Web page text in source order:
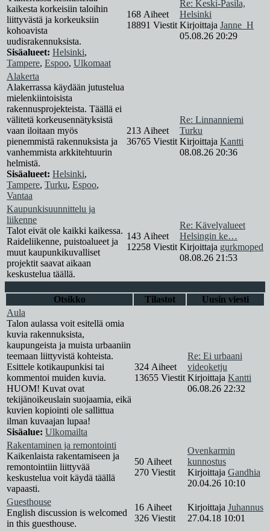
kaikesta korkeisiin taloihin
liittyvästä ja korkeuksiin
kohoavista
uudisrakennuksista.
Sisäalueet: Helsinki,
Tampere, Espoo, Ulkomaat
168 Aiheet
18891 Viestit
Re: Keski-Pasila,
Helsinki
Kirjoittaja Janne_H
05.08.26 20:29
Alakerta
Alakerrassa käydään jutustelua
mielenkiintoisista
rakennusprojekteista. Täällä ei
välitetä korkeusennätyksistä
vaan iloitaan myös
pienemmistä rakennuksista ja
vanhemmista arkkitehtuurin
helmistä.
Sisäalueet: Helsinki,
Tampere, Turku, Espoo,
Vantaa
213 Aiheet
36765 Viestit
Re: Linnanniemi
Turku
Kirjoittaja Kantti
08.08.26 20:36
Kaupunkisuunnittelu ja
liikenne
Talot eivät ole kaikki kaikessa.
Raideliikenne, puistoalueet ja
muut kaupunkikuvalliset
projektit saavat aikaan
keskustelua täällä.
143 Aiheet
12258 Viestit
Re: Kävelyalueet
Helsingin ke…
Kirjoittaja gurkmoped
08.08.26 21:53
Otsikko
Tilastot
Uusin viesti
Aula
Talon aulassa voit esitellä omia
kuvia rakennuksista,
kaupungeista ja muista urbaaniin
teemaan liittyvistä kohteista.
Esittele kotikaupunkisi tai
kommentoi muiden kuvia.
HUOM! Kuvat ovat
tekijänoikeuslain suojaamia, eikä
kuvien kopiointi ole sallittua
ilman kuvaajan lupaa!
Sisäalue: Ulkomailta
324 Aiheet
13655 Viestit
Re: Ei urbaani
videoketju
Kirjoittaja Kantti
06.08.26 22:32
Rakentaminen ja remontointi
Kaikenlaista rakentamiseen ja
remontointiin liittyvää
keskustelua voit käydä täällä
vapaasti.
50 Aiheet
270 Viestit
Ovenkarmin
kunnostus
Kirjoittaja Gandhia
20.04.26 10:10
Guesthouse
English discussion is welcomed
in this guesthouse.
16 Aiheet
326 Viestit
Kirjoittaja Juhannus
27.04.18 10:01